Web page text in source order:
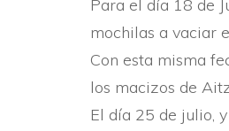
Para el dí­a 18 de
mochilas a vaciar
Con esta misma
los macizos de
El dí­a 25 de julio,